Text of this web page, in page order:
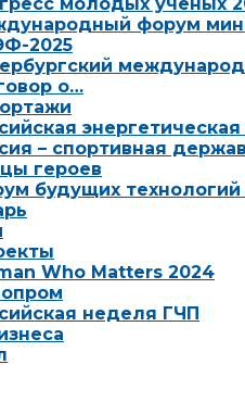
форум
2025
о…
– спортивная
героев
будущих технологий
Who Matters 2024
неделя ГЧП